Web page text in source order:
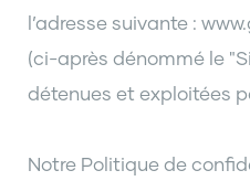
l’adresse suivante :
(ci-après dénommé le
détenues et exploitées
Notre Politique de